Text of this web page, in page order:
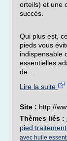
orteils) et une
succès.
Qui plus est,
pieds vous
indispensable
essentielles
de...
Lire la suite
Site : http://
Thèmes liés :
pied
avec huile